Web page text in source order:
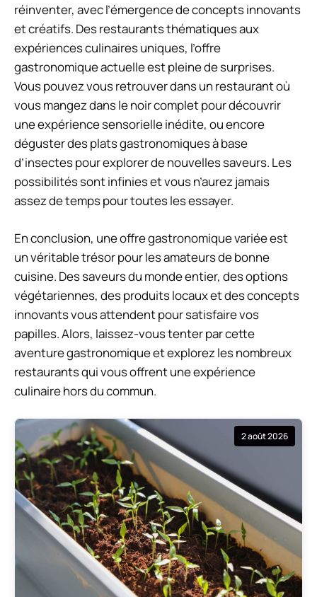
réinventer, avec l’émergence de concepts innovants
et créatifs. Des restaurants thématiques aux
expériences culinaires uniques, l’offre
gastronomique actuelle est pleine de surprises.
Vous pouvez vous retrouver dans un restaurant où
vous mangez dans le noir complet pour découvrir
une expérience sensorielle inédite, ou encore
déguster des plats gastronomiques à base
d’insectes pour explorer de nouvelles saveurs. Les
possibilités sont infinies et vous n’aurez jamais
assez de temps pour toutes les essayer.
En conclusion, une offre gastronomique variée est
un véritable trésor pour les amateurs de bonne
cuisine. Des saveurs du monde entier, des options
végétariennes, des produits locaux et des concepts
innovants vous attendent pour satisfaire vos
papilles. Alors, laissez-vous tenter par cette
aventure gastronomique et explorez les nombreux
restaurants qui vous offrent une expérience
culinaire hors du commun.
2 août 2026